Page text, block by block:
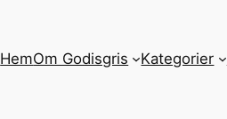
HemOm Godisgris Kategorier